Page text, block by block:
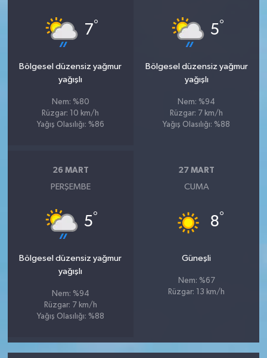
7°
Bölgesel düzensiz yağmur
yağışlı
Nem: %80
Rüzgar: 10 km/h
Yağış Olasılığı: %86
5°
Bölgesel düzensiz yağmur
yağışlı
Nem: %94
Rüzgar: 7 km/h
Yağış Olasılığı: %88
26 MART
PERŞEMBE
5°
Bölgesel düzensiz yağmur
yağışlı
Nem: %94
Rüzgar: 7 km/h
Yağış Olasılığı: %88
27 MART
CUMA
8°
Güneşli
Nem: %67
Rüzgar: 13 km/h